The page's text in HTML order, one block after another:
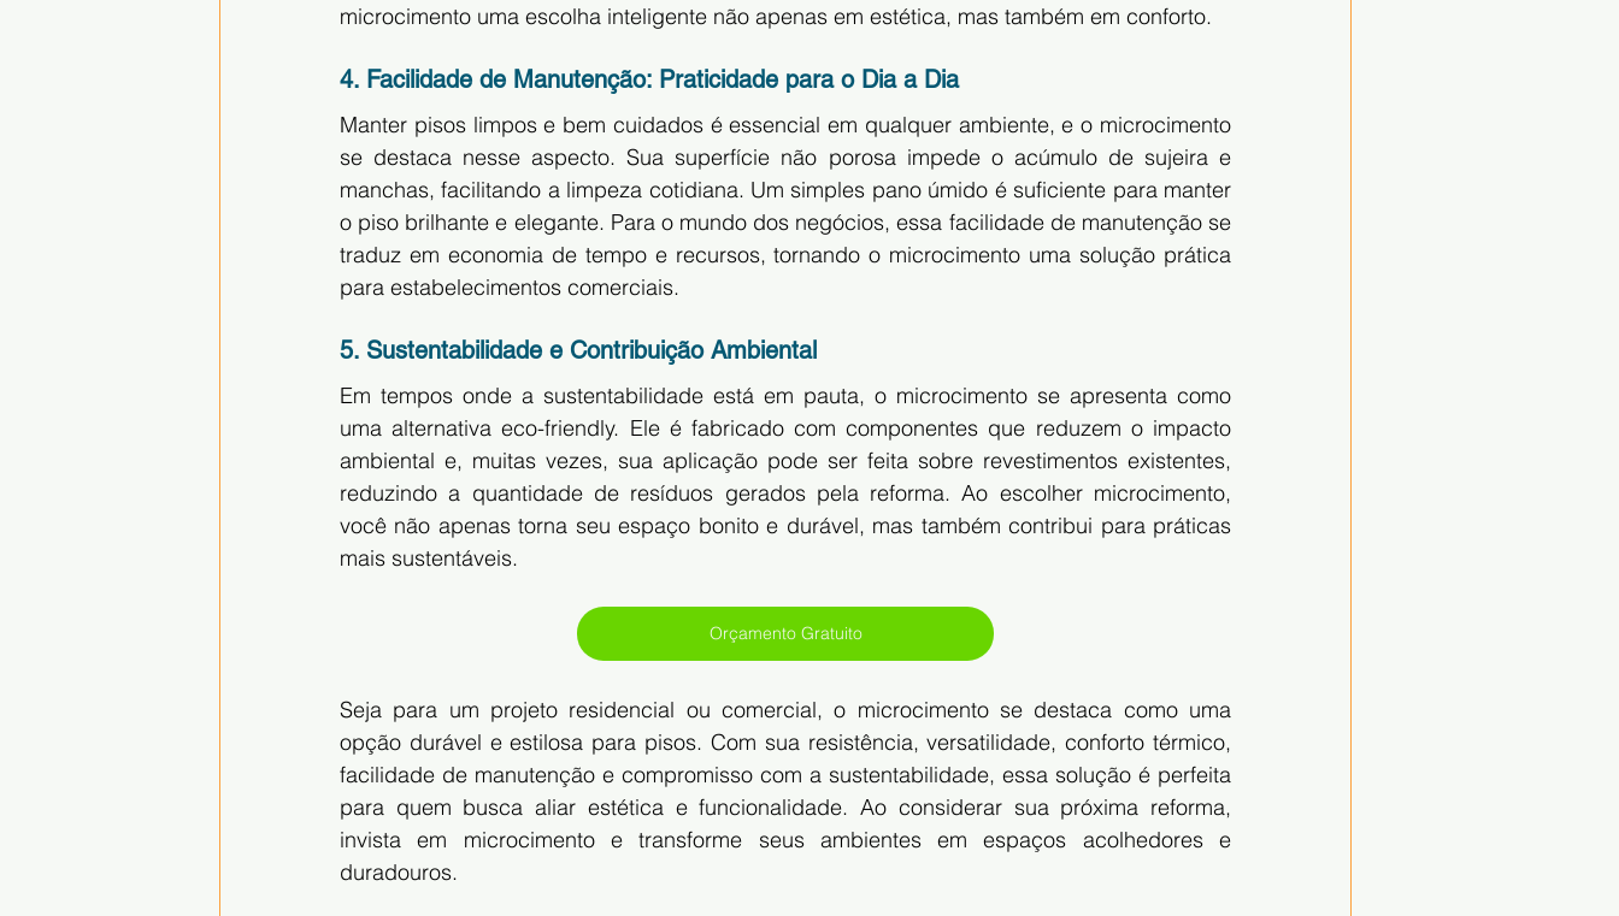
microcimento uma escolha inteligente não apenas em estética, mas também em conforto.
4. Facilidade de Manutenção: Praticidade para o Dia a Dia
Manter pisos limpos e bem cuidados é essencial em qualquer ambiente, e o microcimento
se destaca nesse aspecto. Sua superfície não porosa impede o acúmulo de sujeira e
manchas, facilitando a limpeza cotidiana. Um simples pano úmido é suficiente para manter
o piso brilhante e elegante. Para o mundo dos negócios, essa facilidade de manutenção se
traduz em economia de tempo e recursos, tornando o microcimento uma solução prática
para estabelecimentos comerciais.
5. Sustentabilidade e Contribuição Ambiental
Em tempos onde a sustentabilidade está em pauta, o microcimento se apresenta como
uma alternativa eco-friendly. Ele é fabricado com componentes que reduzem o impacto
ambiental e, muitas vezes, sua aplicação pode ser feita sobre revestimentos existentes,
reduzindo a quantidade de resíduos gerados pela reforma. Ao escolher microcimento,
você não apenas torna seu espaço bonito e durável, mas também contribui para práticas
mais sustentáveis.
Orçamento Gratuito
Seja para um projeto residencial ou comercial, o microcimento se destaca como uma
opção durável e estilosa para pisos. Com sua resistência, versatilidade, conforto térmico,
facilidade de manutenção e compromisso com a sustentabilidade, essa solução é perfeita
para quem busca aliar estética e funcionalidade. Ao considerar sua próxima reforma,
invista em microcimento e transforme seus ambientes em espaços acolhedores e
duradouros.